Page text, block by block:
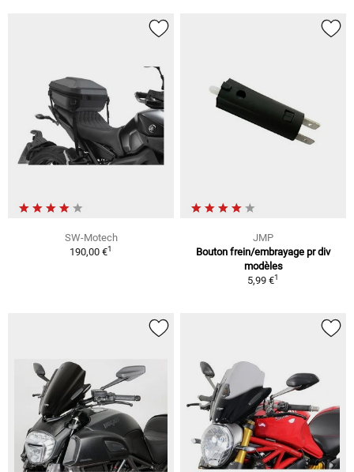
SW-Motech
190,00 €1
JMP
Bouton frein/embrayage pr div
modèles
5,99 €1